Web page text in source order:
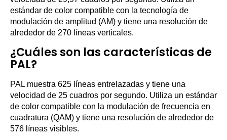
estándar de color compatible con la tecnología de
modulación de amplitud (AM) y tiene una resolución de
alrededor de 270 líneas verticales.
¿Cuáles son las características de
PAL?
PAL muestra 625 líneas entrelazadas y tiene una
velocidad de 25 cuadros por segundo. Utiliza un estándar
de color compatible con la modulación de frecuencia en
cuadratura (QAM) y tiene una resolución de alrededor de
576 líneas visibles.